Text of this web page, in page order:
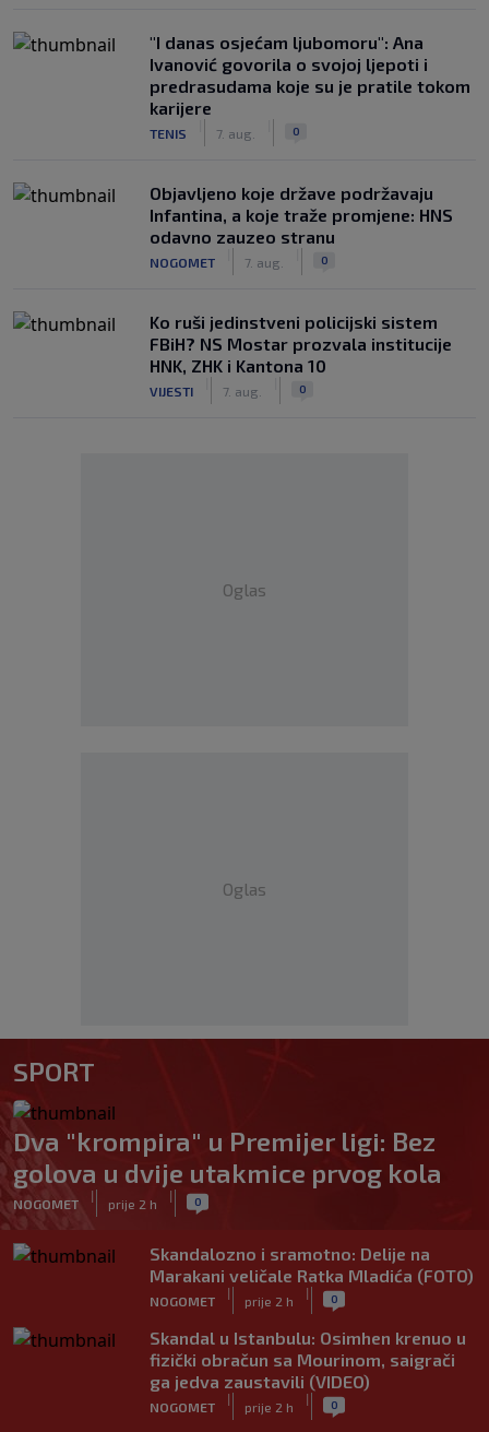
"I danas osjećam ljubomoru": Ana
Ivanović govorila o svojoj ljepoti i
predrasudama koje su je pratile tokom
karijere
TENIS 7. aug. 0
Objavljeno koje države podržavaju
Infantina, a koje traže promjene: HNS
odavno zauzeo stranu
NOGOMET 7. aug. 0
Ko ruši jedinstveni policijski sistem
FBiH? NS Mostar prozvala institucije
HNK, ZHK i Kantona 10
VIJESTI 7. aug. 0
Oglas
Oglas
SPORT
Dva "krompira" u Premijer ligi: Bez
golova u dvije utakmice prvog kola
NOGOMET
|
prije 2 h
| 0
Skandalozno i sramotno: Delije na
Marakani veličale Ratka Mladića (FOTO)
NOGOMET
|
prije 2 h
| 0
Skandal u Istanbulu: Osimhen krenuo u
fizički obračun sa Mourinom, saigrači
ga jedva zaustavili (VIDEO)
NOGOMET
|
prije 2 h
| 0